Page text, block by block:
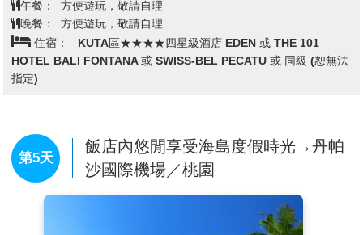
午餐：
方便遊玩，敬請自理
晚餐：
方便遊玩，敬請自理
住宿：
KUTA區★★★★四星級酒店 EDEN 或 THE 101
HOTEL BALI FONTANA 或 SWISS-BEL PECATU 或 同級 (恕無法
指定)
第5天
飯店內悠閒享受海島度假時光→丹帕
沙國際機場／桃園